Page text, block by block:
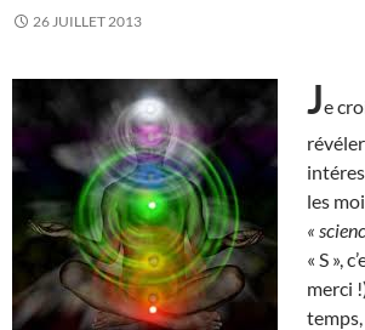
26 JUILLET 2013
Je
les
«
« S »,
merci